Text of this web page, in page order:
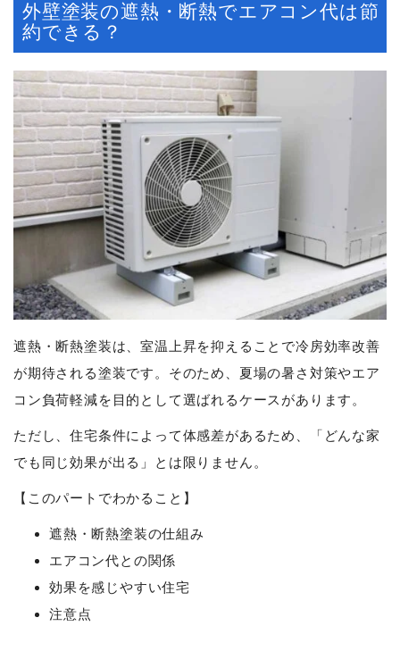
外壁塗装の遮熱・断熱でエアコン代は節
約できる？
遮熱・断熱塗装は、室温上昇を抑えることで冷房効率改善
が期待される塗装です。そのため、夏場の暑さ対策やエア
コン負荷軽減を目的として選ばれるケースがあります。
ただし、住宅条件によって体感差があるため、「どんな家
でも同じ効果が出る」とは限りません。
【このパートでわかること】
遮熱・断熱塗装の仕組み
エアコン代との関係
効果を感じやすい住宅
注意点